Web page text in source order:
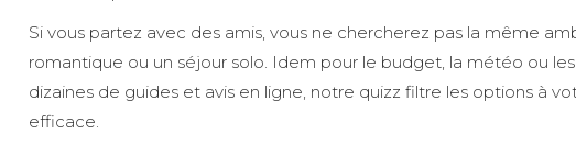
Si vous partez avec des amis, vous ne chercherez pas la même
romantique ou un séjour solo. Idem pour le budget, la météo ou
dizaines de guides et avis en ligne, notre quizz filtre les options à
efficace.